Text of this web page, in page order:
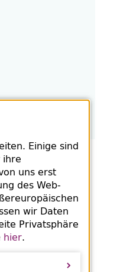
Einige sind
uns erst
desWeb-
wir Daten
Privatsphäre
hier.